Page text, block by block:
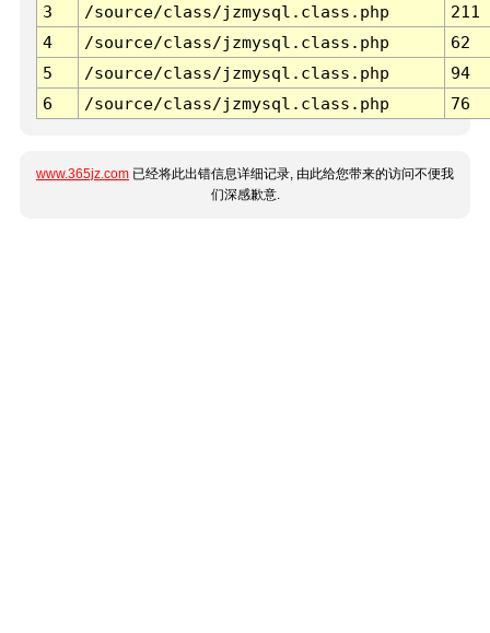
3 /source/class/jzmysql.class.php
211
4
/source/class/jzmysql.class.php
62
5
/source/class/jzmysql.class.php
94
6
/source/class/jzmysql.class.php 76
www.365jz.com 已经将此出错信息详细记录, 由此给您带来的访问不便我
们深感歉意.